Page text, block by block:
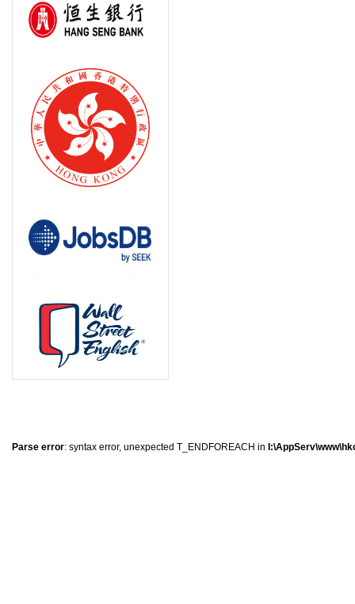
Parse error: syntax error, unexpected T_ENDFOREACH in